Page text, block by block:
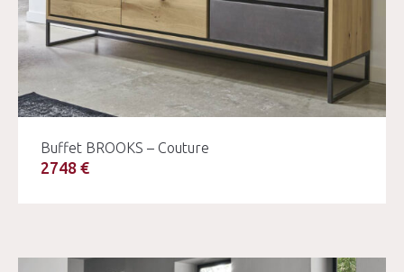
Buffet BROOKS – Couture
2748 €